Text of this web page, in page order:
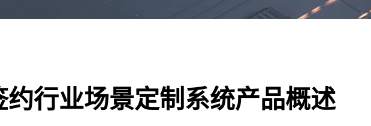
约行业场景定制系统产品概述